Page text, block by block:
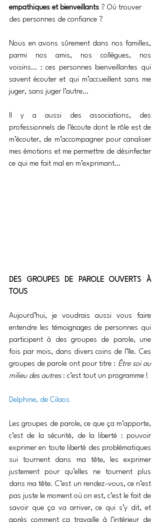
empathiques et bienveillants ? Où trouver
des personnes de confiance ?
Nous en avons sûrement dans nos familles,
parmi nos amis, nos collègues, nos
voisins… : ces personnes bienveillantes qui
savent écouter et qui m’accueillent sans me
juger, sans juger l’autre…
Il y a aussi des associations, des
professionnels de l’écoute dont le rôle est de
m’écouter, de m’accompagner pour canaliser
mes émotions et me permettre de désinfecter
ce qui me fait mal en m’exprimant…
DES GROUPES DE PAROLE OUVERTS À
TOUS
Aujourd’hui, je voudrais aussi vous faire
entendre les témoignages de personnes qui
participent à des groupes de parole, une
fois par mois, dans divers coins de l’île. Ces
groupes de parole ont pour titre : Être soi au
milieu des autres : c’est tout un programme !
Delphine, de Cilaos
Les groupes de parole, ce que ça m’apporte,
c’est de la sécurité, de la liberté : pouvoir
exprimer en toute liberté des problématiques
sui tournent dans ma tête, les exprimer
justement pour qu’elles ne tournent plus
dans ma tête. C’est un rendez-vous, ce n’est
pas juste le moment où on est, c’est le fait de
savoir que ça va arriver, ce qui s’y dit, et
après comment ça travaille à l’intérieur de